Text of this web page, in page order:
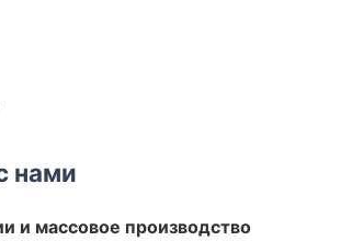
нами
и массовое производство